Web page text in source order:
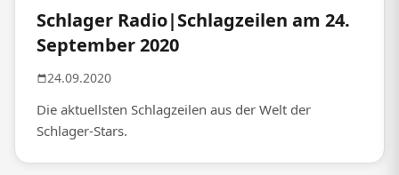
Schlager Radio|Schlagzeilen am 24.
September 2020
24.09.2020
Die aktuellsten Schlagzeilen aus der Welt der
Schlager-Stars.